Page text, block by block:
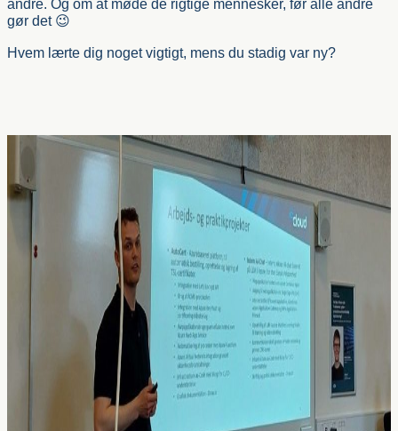
andre. Og om at møde de rigtige mennesker, før alle andre
gør det 😉
Hvem lærte dig noget vigtigt, mens du stadig var ny?